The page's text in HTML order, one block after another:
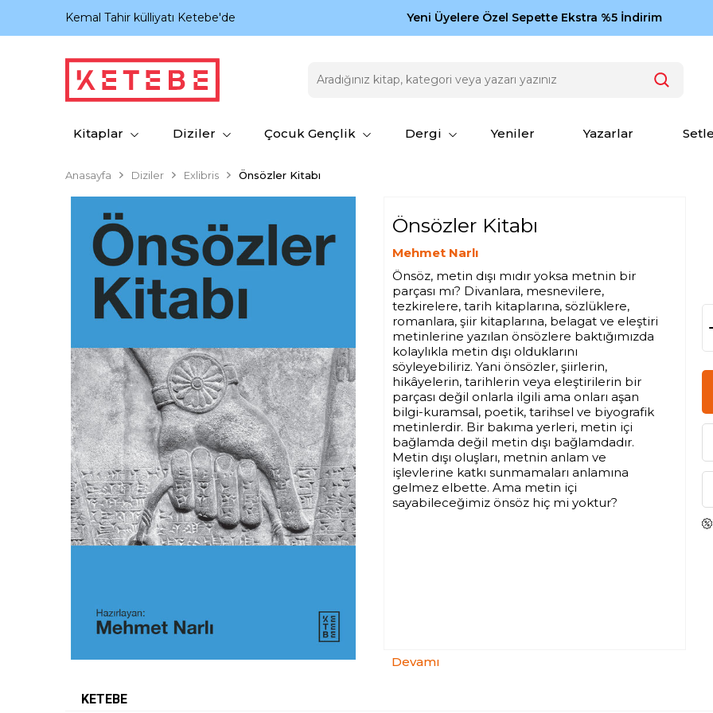
Kemal Tahir külliyatı Ketebe'de Zamansız eserler Ketebe'de: Cengiz Aytmatov
Yeni Üyelere Özel Sepette Ekstra %5 İndirim
Kitaplar Diziler Çocuk Gençlik Dergi Yeniler Yazarlar
Anasayfa Diziler Exlibris Önsözler Kitabı
Önsözler Kitabı
Mehmet Narlı
Önsöz, metin dışı mıdır yoksa metnin bir
parçası mı? Divanlara, mesnevilere,
tezkirelere, tarih kitaplarına, sözlüklere,
romanlara, şiir kitaplarına, belagat ve eleştiri
metinlerine yazılan önsözlere baktığımızda
kolaylıkla metin dışı olduklarını
söyleyebiliriz. Yani önsözler, şiirlerin,
hikâyelerin, tarihlerin veya eleştirilerin bir
parçası değil onlarla ilgili ama onları aşan
bilgi-kuramsal, poetik, tarihsel ve biyografik
metinlerdir. Bir bakıma yerleri, metin içi
bağlamda değil metin dışı bağlamdadır.
Metin dışı oluşları, metnin anlam ve
işlevlerine katkı sunmamaları anlamına
gelmez elbette. Ama metin içi
sayabileceğimiz önsöz hiç mi yoktur?
Devamı
KETEBE